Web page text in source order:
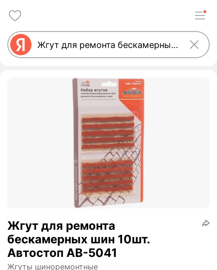
Жгут для ремонта
бескамерных шин 10шт.
Автостоп AB-5041
Жгуты шиноремонтные